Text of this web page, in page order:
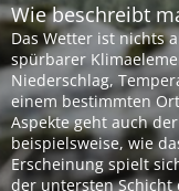
Wie beschreibt
Das Wetter ist nichts
spürbarer
Niederschlag,
einem bestimmten
Aspekte geht auch
beispielsweise, wie
Erscheinung spielt
der untersten Schicht